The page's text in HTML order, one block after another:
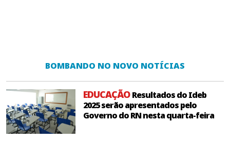
BOMBANDO NO NOVO NOTÍCIAS
EDUCAÇÃOResultados do Ideb
2025 serão apresentados pelo
Governo do RN nesta quarta-feira